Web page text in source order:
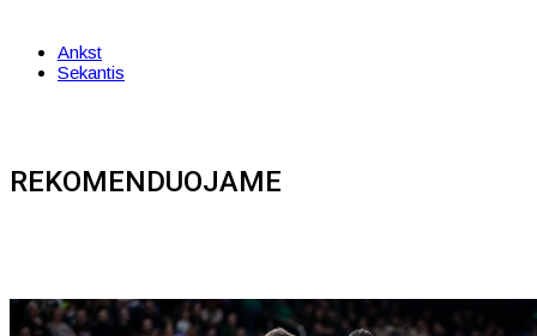
Ankst
Sekantis
REKOMENDUOJAME